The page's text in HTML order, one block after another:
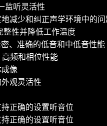
监听灵活性
减少和纠正声学环境中的
整性并降低工作温度
、准确的低音和中低音性能
频和相位性能
像
观灵活性
正确的设置听音位
正确的设置听音位